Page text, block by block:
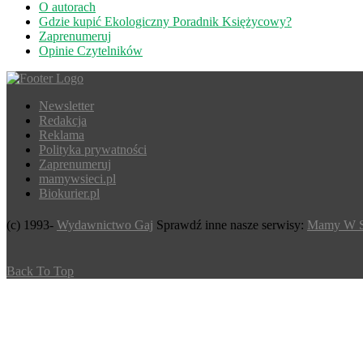
O autorach
Gdzie kupić Ekologiczny Poradnik Księżycowy?
Zaprenumeruj
Opinie Czytelników
Newsletter
Redakcja
Reklama
Polityka prywatności
Zaprenumeruj
mamywsieci.pl
Biokurier.pl
(c) 1993- Wydawnictwo Gaj Sprawdź inne nasze serwisy: Mamy W
Back To Top